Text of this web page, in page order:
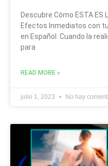
Descubre Cómo ESTA ES
Efectos Inmediatos con
en Español. Cuando la
para
READ MORE »
julio 1, 2023 No hay